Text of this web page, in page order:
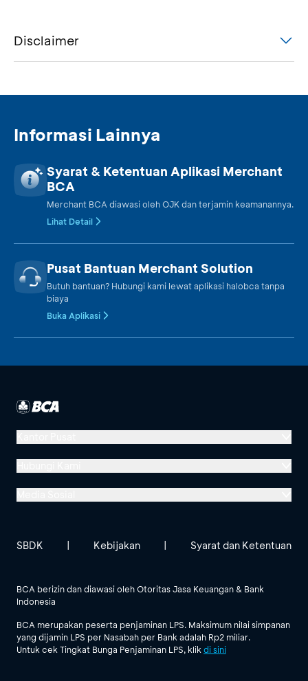
Disclaimer
Informasi Lainnya
Syarat & Ketentuan Aplikasi Merchant
BCA
Merchant BCA diawasi oleh OJK dan terjamin keamanannya.
Lihat Detail
Pusat Bantuan Merchant Solution
Butuh bantuan? Hubungi kami lewat aplikasi halobca tanpa
biaya
Buka Aplikasi
Menara BCA, Grand Indonesia
Jl. MH Thamrin No. 1
Lihat Semua Media Sosial
BCA berizin dan diawasi oleh Otoritas Jasa Keuangan & Bank
Indonesia
BCA merupakan peserta penjaminan LPS. Maksimum nilai simpanan
yang dijamin LPS per Nasabah per Bank adalah Rp2 miliar.
Untuk cek Tingkat Bunga Penjaminan LPS, klik di sini
SBDK | Kebijakan | Syarat dan Ketentuan